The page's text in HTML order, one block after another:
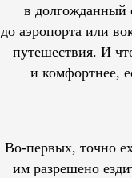
в долгожданный
до аэропорта или
путешествия. И
и комфортнее,
Во-первых, точно
им разрешено